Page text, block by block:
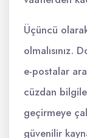
Üçüncü
olmalısınız.
e-postalar
cüzdan
geçirmeye
güvenilir